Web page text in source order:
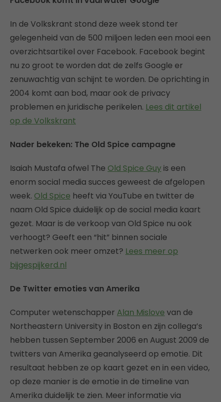
In de Volkskrant stond deze week stond ter
gelegenheid van de 500 miljoen leden een mooi een
overzichtsartikel over Facebook. Facebook begint
nu zo groot te worden dat de zelfs Google er
zenuwachtig van schijnt te worden. De oprichting in
2004 komt aan bod, maar ook de privacy
problemen en juridische perikelen. Lees dit artikel
op de Volkskrant
Nader bekeken: The Old Spice campagne
Isaiah Mustafa ofwel The Old Spice Guyis een
enorm social media succes geweest de afgelopen
week. Old Spice heeft via YouTube en twitter de
naam Old Spice duidelijk op de social media kaart
gezet. Maar is de verkoop van Old Spice nu ook
verhoogt? Geeft een “hit” binnen sociale
netwerken ook meer omzet? Lees meer op
bijgespijkerd.nl
De Twitter emoties van Amerika
Computer wetenschapper Alan Mislove van de
Northeastern University in Boston en zijn collega’s
hebben tussen September 2006 en August 2009 de
twitters van Amerika geanalyseerd op emotie. Dit
resultaat hebben ze op kaart gezet en in een video,
op deze manier is de emotie in de timeline van
Amerika duidelijk te zien. Meer informatie via